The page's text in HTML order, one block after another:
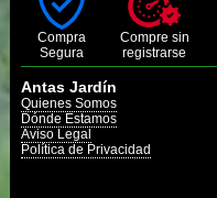
Compra
Segura
Compre sin
registrarse
Antas Jardín
Quienes Somos
Dónde Estamos
Aviso Legal
Política de Privacidad